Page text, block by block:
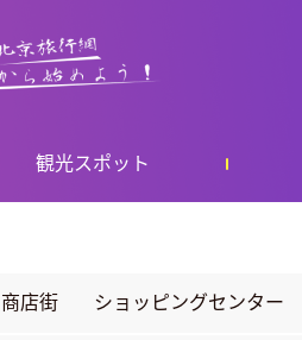
観光スポット
商店街 ショッピングセンター